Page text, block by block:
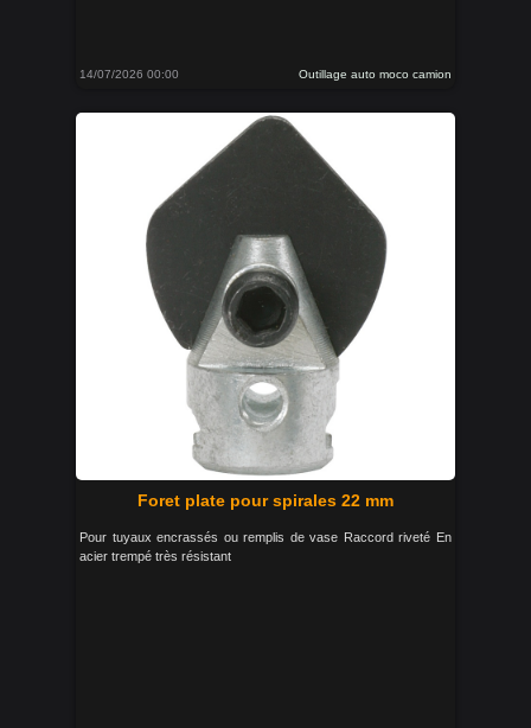
14/07/2026 00:00 Outillage auto moco camion
Foret plate pour spirales 22 mm
Pour tuyaux encrassés ou remplis de vase Raccord riveté En
acier trempé très résistant